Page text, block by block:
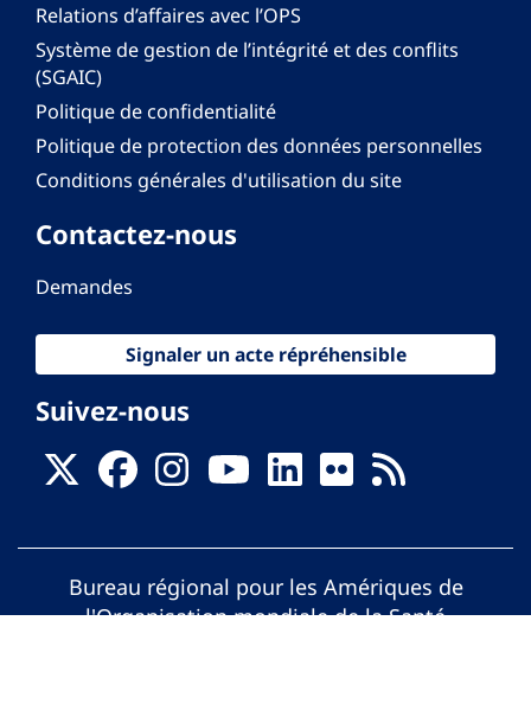
Relations d’affaires avec l’OPS
Système de gestion de l’intégrité et des conflits
(SGAIC)
Politique de confidentialité
Politique de protection des données personnelles
Conditions générales d'utilisation du site
Contactez-nous
Demandes
Signaler un acte répréhensible
Suivez-nous
Bureau régional pour les Amériques de
l'Organisation mondiale de la Santé